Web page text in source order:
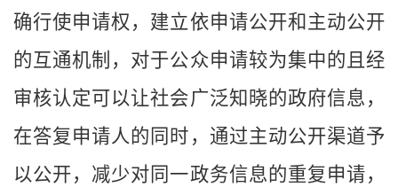
确行使申请权，建立依申请公开和主动公开
的互通机制，对于公众申请较为集中的且经
审核认定可以让社会广泛知晓的政府信息，
在答复申请人的同时，通过主动公开渠道予
以公开，减少对同一政务信息的重复申请，